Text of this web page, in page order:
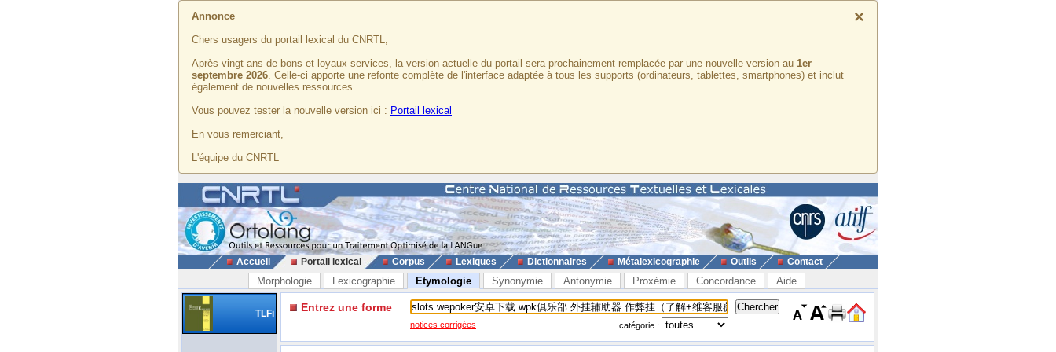
×
Annonce
Chers usagers du portail lexical du CNRTL,
Après vingt ans de bons et loyaux services, la version actuelle du portail sera prochainement remplacée par une nouvelle version au 1er
septembre 2026. Celle-ci apporte une refonte complète de l'interface adaptée à tous les supports (ordinateurs, tablettes, smartphones) et inclut
également de nouvelles ressources.
Vous pouvez tester la nouvelle version ici : Portail lexical
En vous remerciant,
L'équipe du CNRTL
Accueil Portail lexical Corpus Lexiques Dictionnaires Métalexicographie Outils Contact
Morphologie Lexicographie Etymologie Synonymie Antonymie Proxémie Concordance Aide
TLFi Entrez une forme
notices corrigées catégorie :